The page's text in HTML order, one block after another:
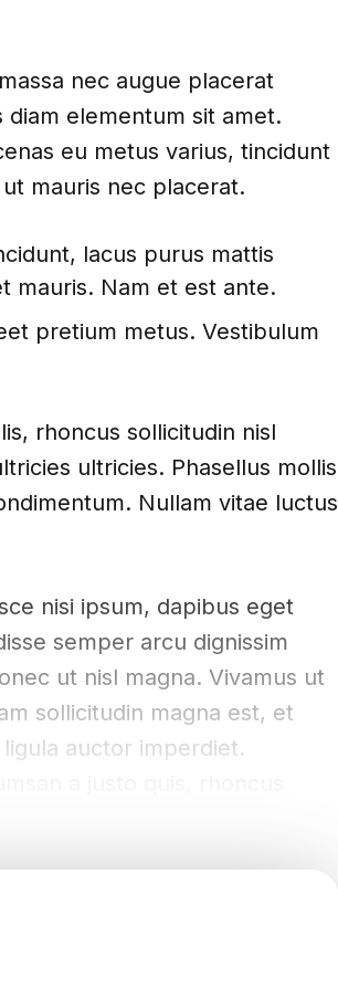
nec augue placerat
diam elementum sit amet.
eu metus varius, tincidunt
mauris nec placerat.
lacus purus mattis
mauris. Nam et est ante.
pretium metus. Vestibulum
rhoncus sollicitudin nisl
ultricies. Phasellus mollis
Nullam vitae luctus
nisi ipsum, dapibus eget
semper arcu dignissim
ut nisl magna. Vivamus ut
sollicitudin magna est, et
auctor imperdiet.